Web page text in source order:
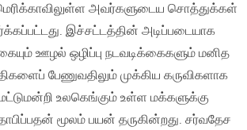
அவர்களுடைய சொத்துக்கள்
இச்சட்டத்தின் அடிப்படையாக
ஊழல் ஒழிப்பு நடவடிக்கைகளும் மனித
பேணுவதிலும் முக்கிய கருவிகளாக
உலகெங்கும் உள்ள மக்களுக்கு
மூலம் பயன் தருகின்றது. சர்வதேச